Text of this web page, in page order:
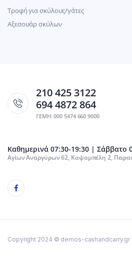
Τροφή για σκύλους/γάτες
Αξεσουάρ σκύλων
210 425 3122
694 4872 864
ΓΕΜΗ: 000 5474 660 9000
Καθημερινά 07:30-19:30 | Σάββατο
Αγίων Αναργύρων 62, Καψαμπέλη 2,
Copyright 2024 © demos-cashandcarry.gr